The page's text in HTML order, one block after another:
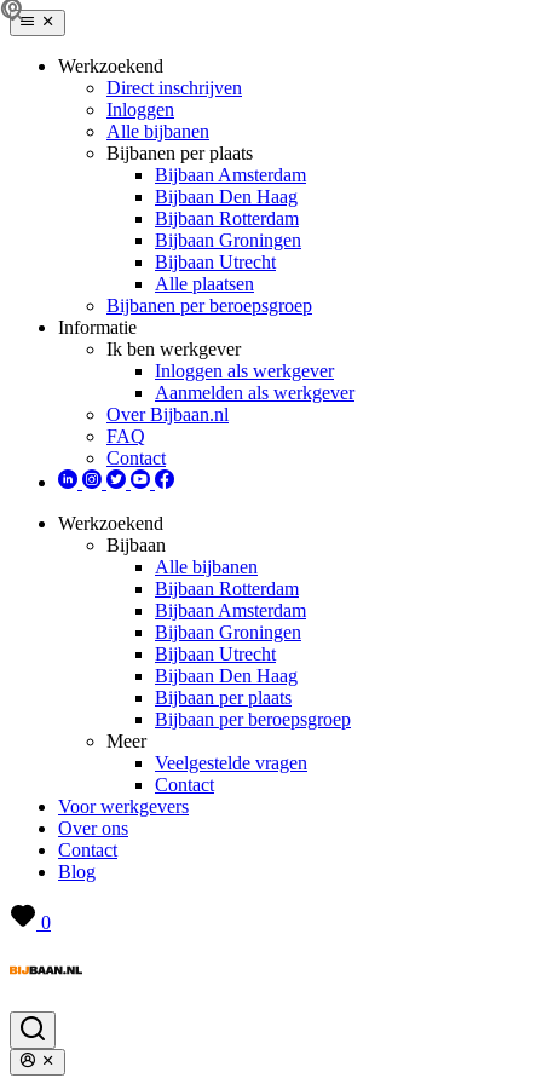
Werkzoekend
Direct inschrijven
Inloggen
Alle bijbanen
Bijbanen per plaats
Bijbaan Amsterdam
Bijbaan Den Haag
Bijbaan Rotterdam
Bijbaan Groningen
Bijbaan Utrecht
Alle plaatsen
Bijbanen per beroepsgroep
Informatie
Ik ben werkgever
Inloggen als werkgever
Aanmelden als werkgever
Over Bijbaan.nl
FAQ
Contact
Werkzoekend
Bijbaan
Alle bijbanen
Bijbaan Rotterdam
Bijbaan Amsterdam
Bijbaan Groningen
Bijbaan Utrecht
Bijbaan Den Haag
Bijbaan per plaats
Bijbaan per beroepsgroep
Meer
Veelgestelde vragen
Contact
Voor werkgevers
Over ons
Contact
Blog
0